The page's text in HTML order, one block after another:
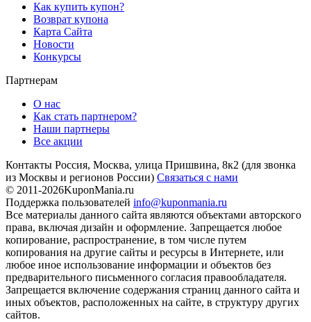
Как купить купон?
Возврат купона
Карта Сайта
Новости
Конкурсы
Партнерам
О нас
Как стать партнером?
Наши партнеры
Все акции
Контакты Россия, Москва, улица Пришвина, 8к2 (для звонка
из Москвы и регионов России) Связаться с нами
© 2011-2026KuponMania.ru
Поддержка пользователей info@kuponmania.ru
Все материалы данного сайта являются объектами авторского
права, включая дизайн и оформление. Запрещается любое
копирование, распространение, в том числе путем
копирования на другие сайты и ресурсы в Интернете, или
любое иное использование информации и объектов без
предварительного письменного согласия правообладателя.
Запрещается включение содержания страниц данного сайта и
иных объектов, расположенных на сайте, в структуру других
сайтов.